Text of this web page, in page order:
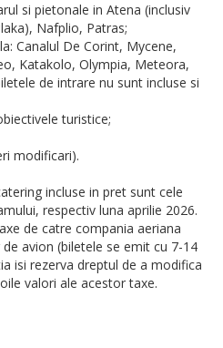
si pietonale in Atena (inclusiv
Nafplio, Patras;
Canalul De Corint, Mycene,
Katakolo, Olympia, Meteora,
de intrare nu sunt incluse si
turistice;
modificari).
incluse in pret sunt cele
respectiv luna aprilie 2026.
de catre compania aeriana
avion (biletele se emit cu 7-14
isi rezerva dreptul de a modifica
valori ale acestor taxe.